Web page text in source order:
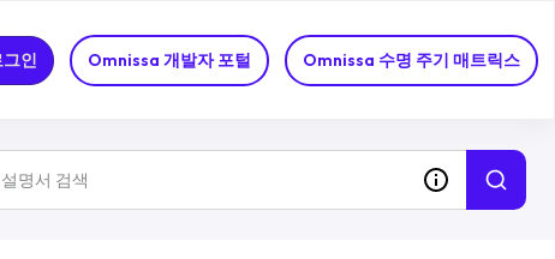
Omnissa 개발자 포털 Omnissa 수명 주기 매트릭스
그인